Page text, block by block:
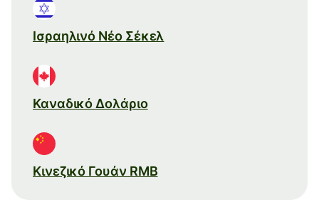
Ισραηλινό Νέο Σέκελ
Καναδικό Δολάριο
Κινεζικό Γουάν RMB